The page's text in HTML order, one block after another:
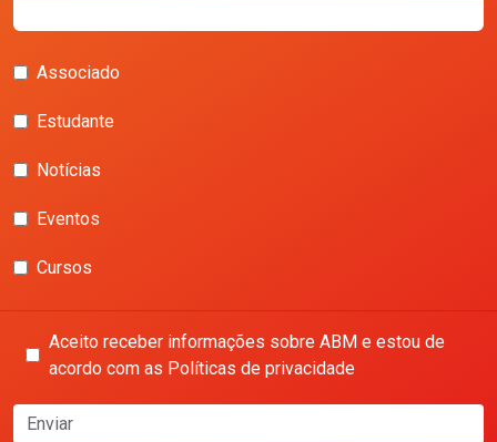
Associado
Estudante
Notícias
Eventos
Cursos
Aceito receber informações sobre ABM e estou de
acordo com as Políticas de privacidade
Enviar